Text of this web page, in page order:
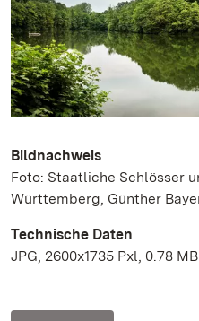
Bildnachweis
Foto: Staatliche Schlösser
Württemberg, Günther
Technische Daten
JPG, 2600x1735 Pxl, 0.78 MB